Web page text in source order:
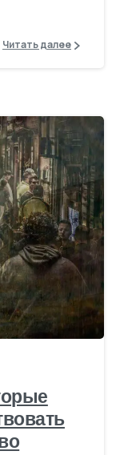
Читать далее